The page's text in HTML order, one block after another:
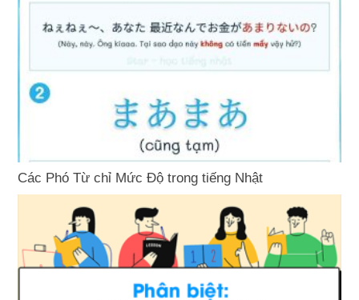
Các Phó Từ chỉ Mức Độ trong tiếng Nhật